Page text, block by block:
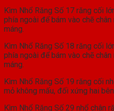
Kìm Nhổ Răng Số 17 răng cối
phía ngoài để bám vào chẽ
máng.
Kìm Nhổ Răng Số 18 răng cối
phía ngoài để bám vào chẽ
máng.
Kìm Nhổ Răng Số 19 răng cối
mỏ không mấu, đối xứng hai
Kìm Nhổ Răng Số 29 nhổ chân